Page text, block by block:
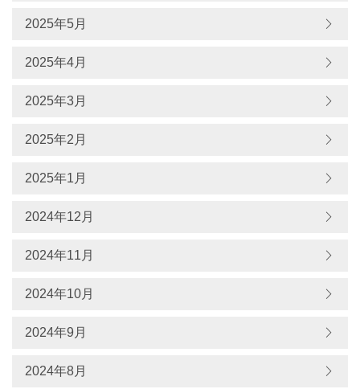
2025年5月
2025年4月
2025年3月
2025年2月
2025年1月
2024年12月
2024年11月
2024年10月
2024年9月
2024年8月